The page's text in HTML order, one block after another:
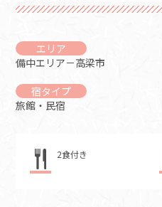
エリア
備中エリア－高梁市
宿タイプ
旅館・民宿
2食付き